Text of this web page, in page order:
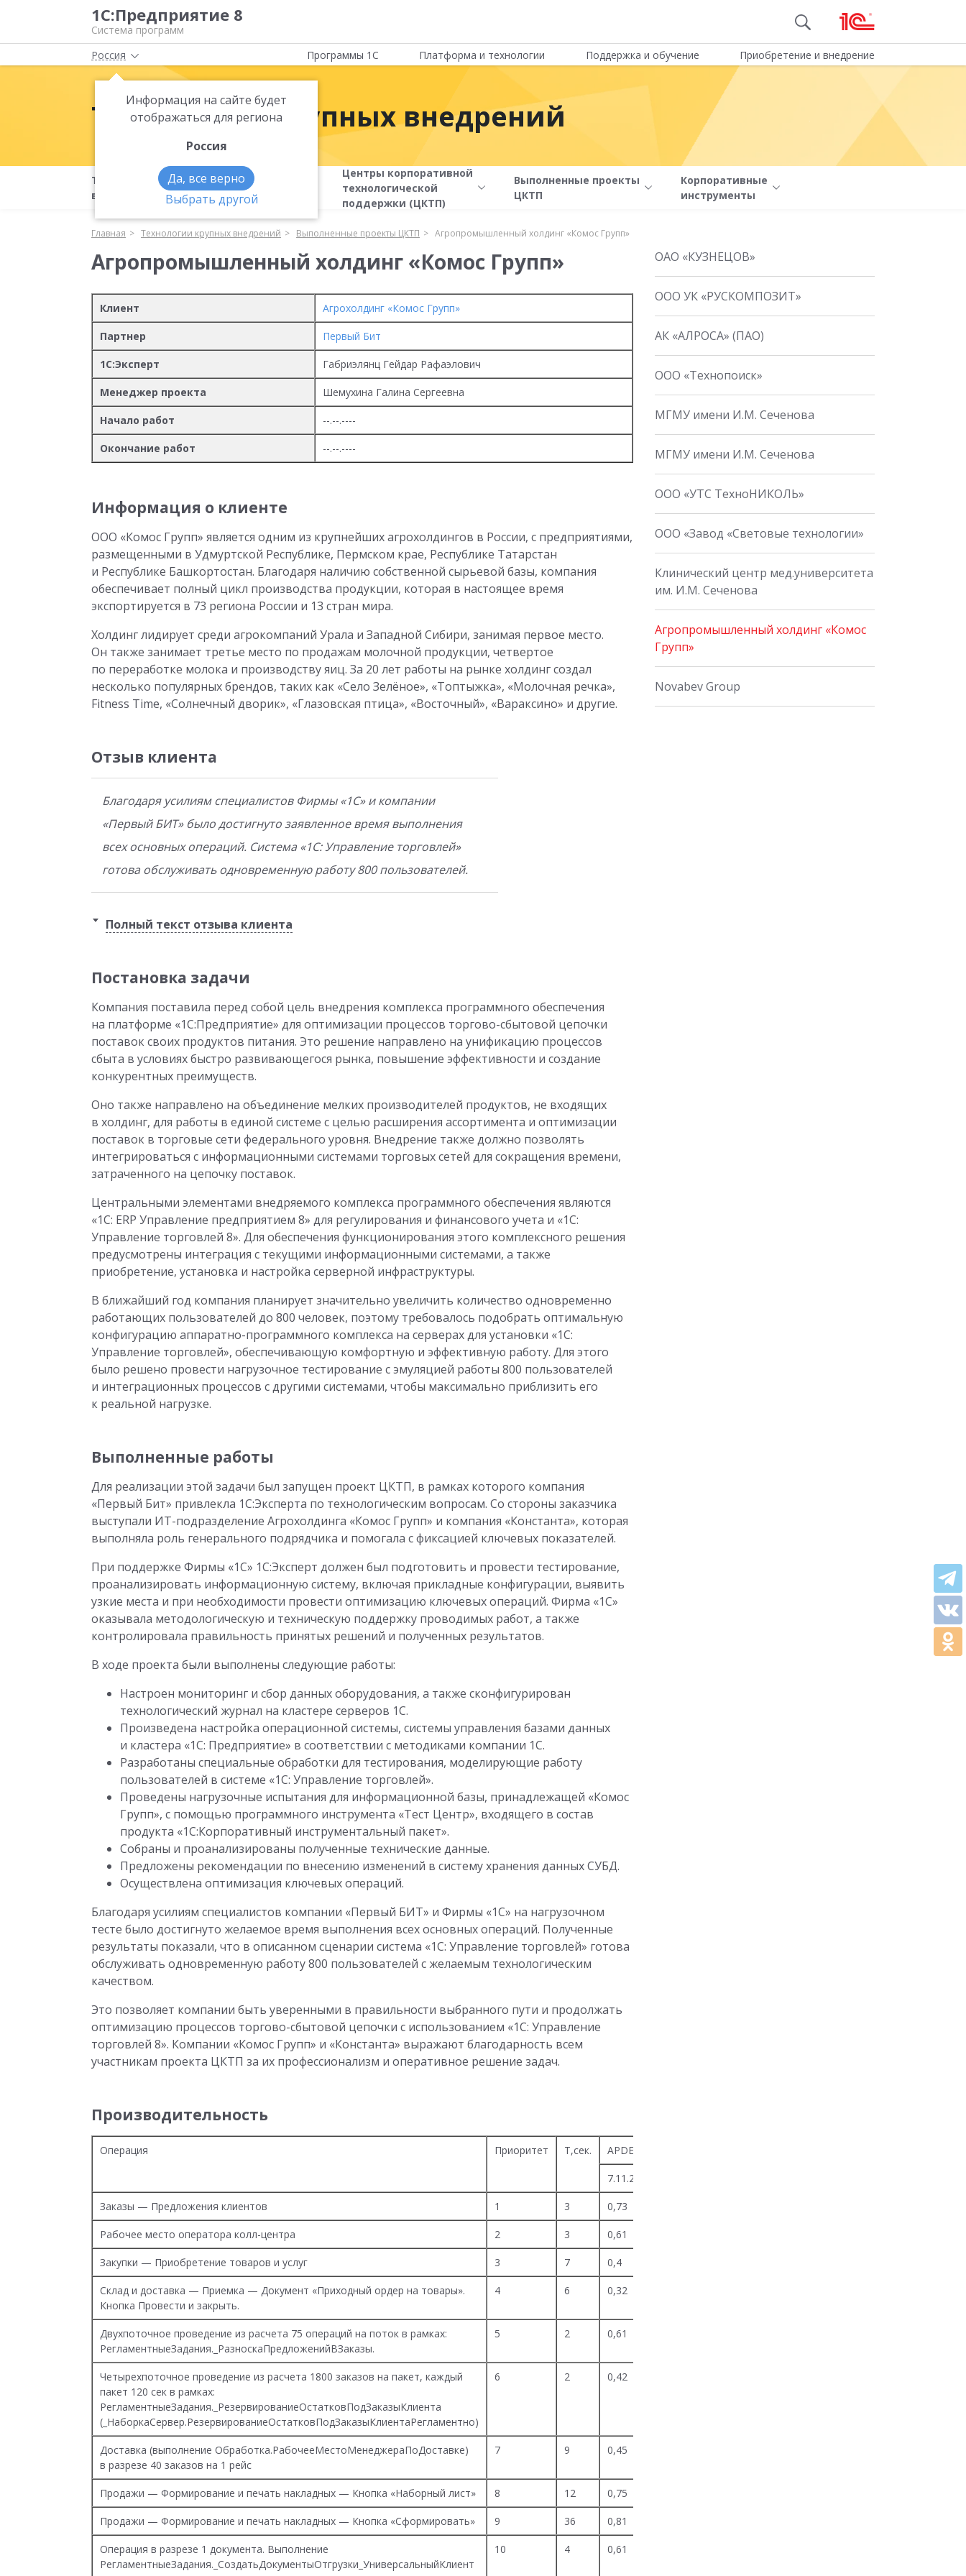
1С:Предприятие 8
Система программ
Россия
Информация на сайте будет
отображаться для региона
Россия
Да, все верно
Выбрать другой
Программы 1С Платформа и технологии Поддержка и обучение Приобретение и внедрение
Технологии крупных внедрений
Технологии крупных
внедрений
Бета-
тестирование
Центры корпоративной
технологической
поддержки (ЦКТП)
Выполненные проекты
ЦКТП
Корпоративные
инструменты
Главная Технологии крупных внедрений Выполненные проекты ЦКТП Агропромышленный холдинг «Комос Групп»
Агропромышленный холдинг «Комос Групп»
Клиент Агрохолдинг «Комос Групп»
Партнер Первый Бит
1С:Эксперт Габриэлянц Гейдар Рафаэлович
Менеджер проекта Шемухина Галина Сергеевна
Начало работ --.--.----
Окончание работ --.--.----
Информация о клиенте
ООО «Комос Групп» является одним из крупнейших агрохолдингов в России, с предприятиями,
размещенными в Удмуртской Республике, Пермском крае, Республике Татарстан
и Республике Башкортостан. Благодаря наличию собственной сырьевой базы, компания
обеспечивает полный цикл производства продукции, которая в настоящее время
экспортируется в 73 региона России и 13 стран мира.
Холдинг лидирует среди агрокомпаний Урала и Западной Сибири, занимая первое место.
Он также занимает третье место по продажам молочной продукции, четвертое
по переработке молока и производству яиц. За 20 лет работы на рынке холдинг создал
несколько популярных брендов, таких как «Село Зелёное», «Топтыжка», «Молочная речка»,
Fitness Time, «Солнечный дворик», «Глазовская птица», «Восточный», «Вараксино» и другие.
Отзыв клиента
Благодаря усилиям специалистов Фирмы «1С» и компании
«Первый БИТ» было достигнуто заявленное время выполнения
всех основных операций. Система «1С: Управление торговлей»
готова обслуживать одновременную работу 800 пользователей.
Полный текст отзыва клиента
Постановка задачи
Компания поставила перед собой цель внедрения комплекса программного обеспечения
на платформе «1С:Предприятие» для оптимизации процессов торгово-сбытовой цепочки
поставок своих продуктов питания. Это решение направлено на унификацию процессов
сбыта в условиях быстро развивающегося рынка, повышение эффективности и создание
конкурентных преимуществ.
Оно также направлено на объединение мелких производителей продуктов, не входящих
в холдинг, для работы в единой системе с целью расширения ассортимента и оптимизации
поставок в торговые сети федерального уровня. Внедрение также должно позволять
интегрироваться с информационными системами торговых сетей для сокращения времени,
затраченного на цепочку поставок.
Центральными элементами внедряемого комплекса программного обеспечения являются
«1С: ERP Управление предприятием 8» для регулирования и финансового учета и «1С:
Управление торговлей 8». Для обеспечения функционирования этого комплексного решения
предусмотрены интеграция с текущими информационными системами, а также
приобретение, установка и настройка серверной инфраструктуры.
В ближайший год компания планирует значительно увеличить количество одновременно
работающих пользователей до 800 человек, поэтому требовалось подобрать оптимальную
конфигурацию аппаратно-программного комплекса на серверах для установки «1С:
Управление торговлей», обеспечивающую комфортную и эффективную работу. Для этого
было решено провести нагрузочное тестирование с эмуляцией работы 800 пользователей
и интеграционных процессов с другими системами, чтобы максимально приблизить его
к реальной нагрузке.
Выполненные работы
Для реализации этой задачи был запущен проект ЦКТП, в рамках которого компания
«Первый Бит» привлекла 1С:Эксперта по технологическим вопросам. Со стороны заказчика
выступали ИТ-подразделение Агрохолдинга «Комос Групп» и компания «Константа», которая
выполняла роль генерального подрядчика и помогала с фиксацией ключевых показателей.
При поддержке Фирмы «1С» 1С:Эксперт должен был подготовить и провести тестирование,
проанализировать информационную систему, включая прикладные конфигурации, выявить
узкие места и при необходимости провести оптимизацию ключевых операций. Фирма «1С»
оказывала методологическую и техническую поддержку проводимых работ, а также
контролировала правильность принятых решений и полученных результатов.
В ходе проекта были выполнены следующие работы:
Настроен мониторинг и сбор данных оборудования, а также сконфигурирован
технологический журнал на кластере серверов 1С.
Произведена настройка операционной системы, системы управления базами данных
и кластера «1С: Предприятие» в соответствии с методиками компании 1С.
Разработаны специальные обработки для тестирования, моделирующие работу
пользователей в системе «1С: Управление торговлей».
Проведены нагрузочные испытания для информационной базы, принадлежащей «Комос
Групп», с помощью программного инструмента «Тест Центр», входящего в состав
продукта «1С:Корпоративный инструментальный пакет».
Собраны и проанализированы полученные технические данные.
Предложены рекомендации по внесению изменений в систему хранения данных СУБД.
Осуществлена оптимизация ключевых операций.
Благодаря усилиям специалистов компании «Первый БИТ» и Фирмы «1С» на нагрузочном
тесте было достигнуто желаемое время выполнения всех основных операций. Полученные
результаты показали, что в описанном сценарии система «1С: Управление торговлей» готова
обслуживать одновременную работу 800 пользователей с желаемым технологическим
качеством.
Это позволяет компании быть уверенными в правильности выбранного пути и продолжать
оптимизацию процессов торгово-сбытовой цепочки с использованием «1С: Управление
торговлей 8». Компании «Комос Групп» и «Константа» выражают благодарность всем
участникам проекта ЦКТП за их профессионализм и оперативное решение задач.
Производительность
Операция Приоритет T,сек. APDEX
7.11.23
Заказы — Предложения клиентов 1 3 0,73
Рабочее место оператора колл-центра 2 3 0,61
Закупки — Приобретение товаров и услуг 3 7 0,4
Склад и доставка — Приемка — Документ «Приходный ордер на товары».
Кнопка Провести и закрыть.
4 6 0,32
Двухпоточное проведение из расчета 75 операций на поток в рамках:
РегламентныеЗадания._РазноскаПредложенийВЗаказы.
5 2 0,61
Четырехпоточное проведение из расчета 1800 заказов на пакет, каждый
пакет 120 сек в рамках:
РегламентныеЗадания._РезервированиеОстатковПодЗаказыКлиента
(_НаборкаСервер.РезервированиеОстатковПодЗаказыКлиентаРегламентно)
6 2 0,42
Доставка (выполнение Обработка.РабочееМестоМенеджераПоДоставке)
в разрезе 40 заказов на 1 рейс
7 9 0,45
Продажи — Формирование и печать накладных — Кнопка «Наборный лист» 8 12 0,75
Продажи — Формирование и печать накладных — Кнопка «Сформировать» 9 36 0,81
Операция в разрезе 1 документа. Выполнение
РегламентныеЗадания._СоздатьДокументыОтгрузки_УниверсальныйКлиент
10 4 0,61
ОАО «КУЗНЕЦОВ»
ООО УК «РУСКОМПОЗИТ»
АК «АЛРОСА» (ПАО)
ООО «Технопоиск»
МГМУ имени И.М. Сеченова
МГМУ имени И.М. Сеченова
ООО «УТС ТехноНИКОЛЬ»
ООО «Завод «Световые технологии»
Клинический центр мед.университета
им. И.М. Сеченова
Агропромышленный холдинг «Комос
Групп»
Novabev Group